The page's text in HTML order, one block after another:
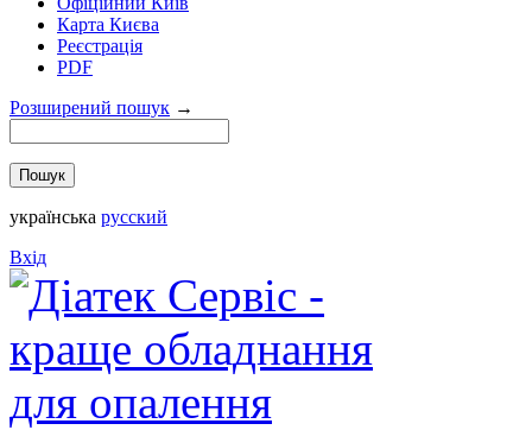
Карта Києва
Реєстрація
PDF
Розширений пошук →
українська русский
Вхід